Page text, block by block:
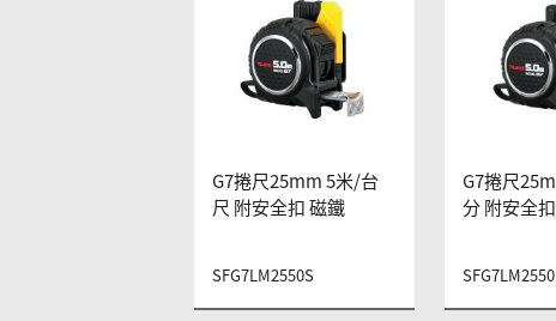
G7捲尺25mm 5米/台
尺 附安全扣 磁鐵
SFG7LM2550S
G7捲尺
分 附安全
SFG7LM2550